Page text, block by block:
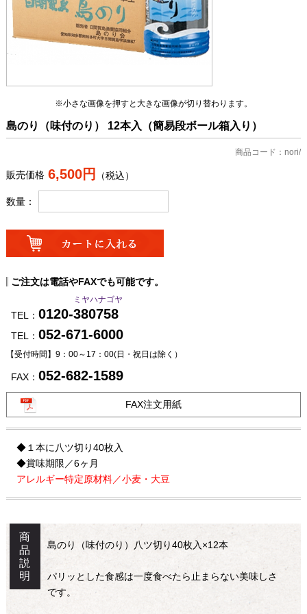
※小さな画像を押すと大きな画像が切り替わります。
島のり（味付のり） 12本入（簡易段ボール箱入り）
商品コード：nori/
販売価格 6,500円 （税込）
数量：
ご注文は電話やFAXでも可能です。
ミヤハナゴヤ
TEL： 0120-380758
TEL： 052-671-6000
【受付時間】9：00～17：00(日・祝日は除く）
FAX： 052-682-1589
FAX注文用紙
◆１本に八ツ切り40枚入
◆賞味期限／6ヶ月
アレルギー特定原材料／小麦・大豆
商
品
説
明
島のり（味付のり）八ツ切り40枚入×12本
パリッとした食感は一度食べたら止まらない美味しさ
です。